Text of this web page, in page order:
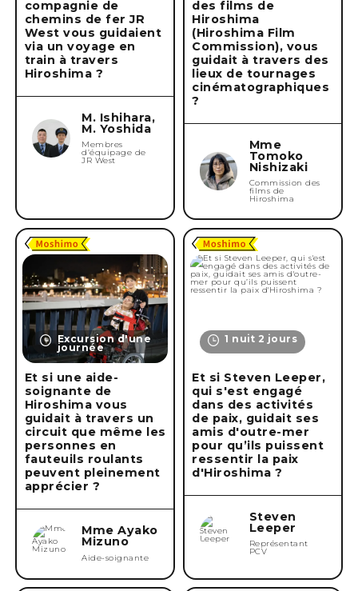
Supprimer la condition
compagnie de
chemins de fer JR
West vous guidaient
via un voyage en
train à travers
Hiroshima ?
M. Ishihara,
M. Yoshida
Membres
d’équipage de
JR West
des films de
Hiroshima
(Hiroshima Film
Commission), vous
guidait à travers des
lieux de tournages
cinématographiques
?
Mme
Tomoko
Nishizaki
Commission des
films de
Hiroshima
Excursion d'une
journée
Et si une aide-
soignante de
Hiroshima vous
guidait à travers un
circuit que même les
personnes en
fauteuils roulants
peuvent pleinement
apprécier ?
Mme Ayako
Mizuno
Aide-soignante
1 nuit 2 jours
Et si Steven Leeper,
qui s'est engagé
dans des activités
de paix, guidait ses
amis d'outre-mer
pour qu’ils puissent
ressentir la paix
d'Hiroshima ?
Steven
Leeper
Représentant
PCV